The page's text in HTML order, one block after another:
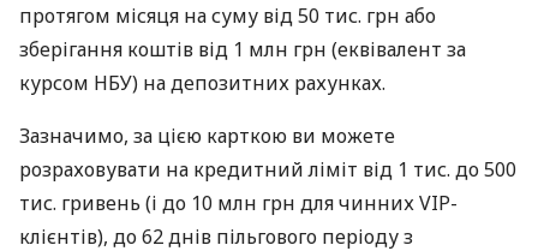
протягом місяця на суму від 50 тис. грн або
зберігання коштів від 1 млн грн (еквівалент за
курсом НБУ) на депозитних рахунках.
Зазначимо, за цією карткою ви можете
розраховувати на кредитний ліміт від 1 тис. до 500
тис. гривень (і до 10 млн грн для чинних VIP-
клієнтів), до 62 днів пільгового періоду з